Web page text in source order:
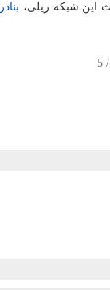
این شبكه ریلی، بنادر
/
5